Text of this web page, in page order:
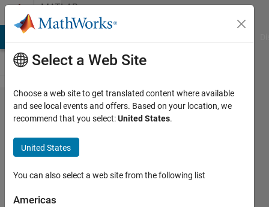
Skip to contentMATLAB
Answers
構造体
配列の
要素の
参照方
法につ
いて
Select a Web Site
Choose a web site to get translated content where available
and see local events and offers. Based on your location, we
recommend that you select:United States.
United States
You can also select a web site from the following list
Americas